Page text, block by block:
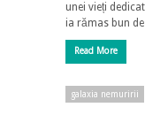
unei vieți
ia rămas bun
Read More
galaxia nemuririi